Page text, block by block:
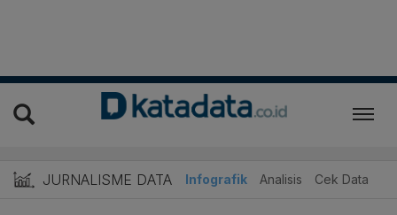
JURNALISME DATA Infografik Analisis Cek Data